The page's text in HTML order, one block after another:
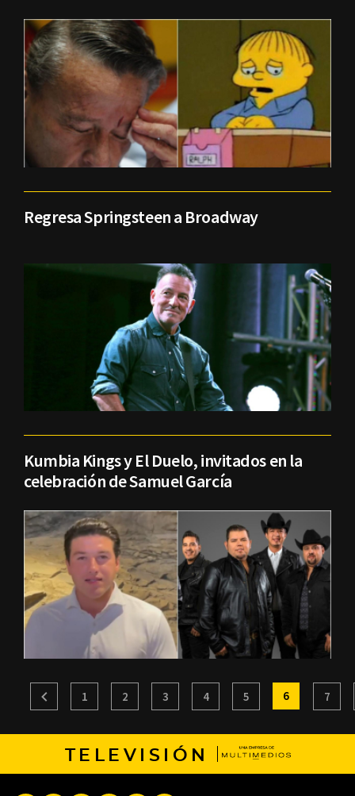
Regresa Springsteen a Broadway
Kumbia Kings y El Duelo, invitados en la
celebración de Samuel García
1 2 3 4 5 6 7
TELEVISIÓN